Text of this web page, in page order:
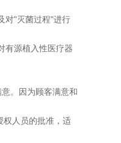
对"灭菌过程"进行
源植入性医疗器
。因为顾客满意和
人员的批准，适